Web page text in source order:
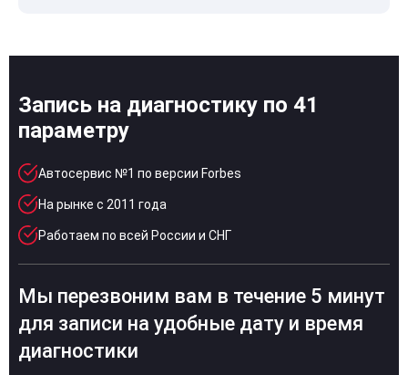
Запись на диагностику по 41
параметру
Автосервис №1 по версии Forbes
На рынке с 2011 года
Работаем по всей России и СНГ
Мы перезвоним вам в течение 5 минут
для записи на удобные дату и время
диагностики